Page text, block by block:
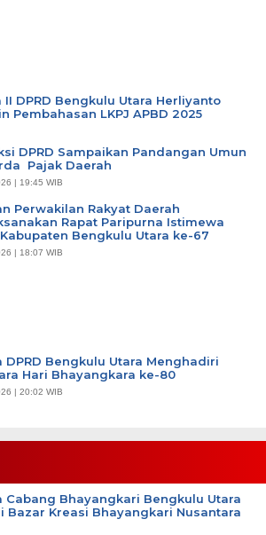
II DPRD Bengkulu Utara Herliyanto
Pembahasan LKPJ APBD 2025
DPRD Sampaikan Pandangan Umun
Pajak Daerah
| 19:45 WIB
Perwakilan Rakyat Daerah
Rapat Paripurna Istimewa
Kabupaten Bengkulu Utara ke-67
| 18:07 WIB
DPRD Bengkulu Utara Menghadiri
Hari Bhayangkara ke-80
| 20:02 WIB
Cabang Bhayangkari Bengkulu Utara
Bazar Kreasi Bhayangkari Nusantara